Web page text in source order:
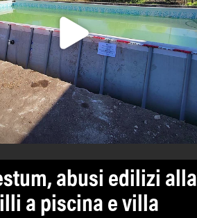
abusi edilizi alla
a piscina e villa